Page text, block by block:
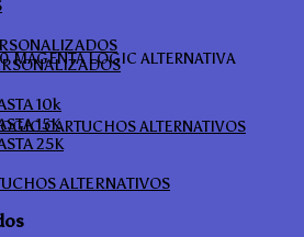
10k
15K
25K
ALTERNATIVOS
MAGENTA LOGIC ALTERNATIVA
CARTUCHOS ALTERNATIVOS